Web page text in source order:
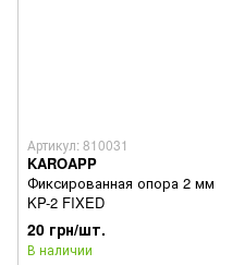
Артикул: 810031
KAROAPP
Фиксированная опора 2 мм
KP-2 FIXED
20 грн/шт.
В наличии